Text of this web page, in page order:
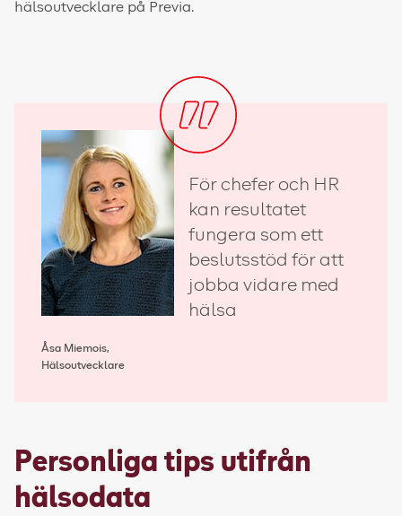
hälsoutvecklare på Previa.
För chefer och HR
kan resultatet
fungera som ett
beslutsstöd för att
jobba vidare med
hälsa
Åsa Miemois,
Hälsoutvecklare
Personliga tips utifrån
hälsodata